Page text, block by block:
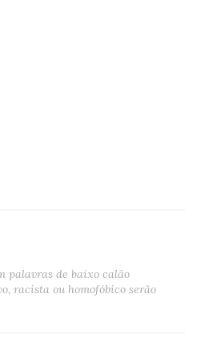
palavras de baixo calão
racista ou homofóbico serão